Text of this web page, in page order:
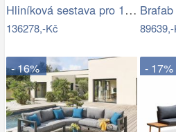
Hliníková sestava pro 10 osob MADRID …
136278,-Kč
- 16% - 17%